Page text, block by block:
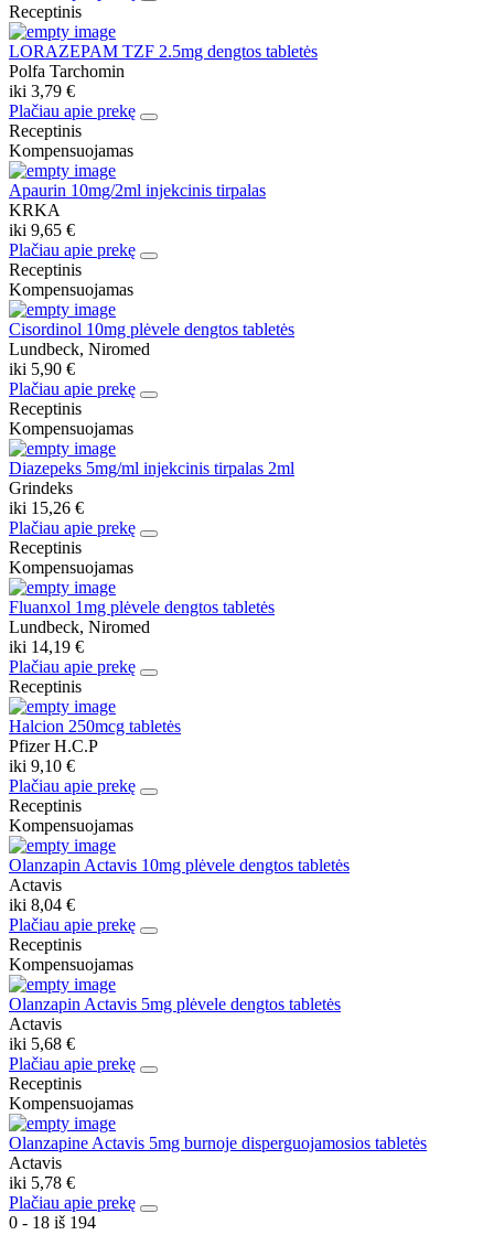
Receptinis
LORAZEPAM TZF 2.5mg dengtos tabletės
Polfa Tarchomin
iki 3,79 €
Plačiau apie prekę
Receptinis
Kompensuojamas
Apaurin 10mg/2ml injekcinis tirpalas
KRKA
iki 9,65 €
Plačiau apie prekę
Receptinis
Kompensuojamas
Cisordinol 10mg plėvele dengtos tabletės
Lundbeck, Niromed
iki 5,90 €
Plačiau apie prekę
Receptinis
Kompensuojamas
Diazepeks 5mg/ml injekcinis tirpalas 2ml
Grindeks
iki 15,26 €
Plačiau apie prekę
Receptinis
Kompensuojamas
Fluanxol 1mg plėvele dengtos tabletės
Lundbeck, Niromed
iki 14,19 €
Plačiau apie prekę
Receptinis
Halcion 250mcg tabletės
Pfizer H.C.P
iki 9,10 €
Plačiau apie prekę
Receptinis
Kompensuojamas
Olanzapin Actavis 10mg plėvele dengtos tabletės
Actavis
iki 8,04 €
Plačiau apie prekę
Receptinis
Kompensuojamas
Olanzapin Actavis 5mg plėvele dengtos tabletės
Actavis
iki 5,68 €
Plačiau apie prekę
Receptinis
Kompensuojamas
Olanzapine Actavis 5mg burnoje disperguojamosios tabletės
Actavis
iki 5,78 €
Plačiau apie prekę
0 - 18 iš 194